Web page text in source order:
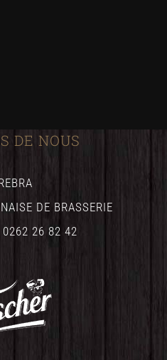
DE NOUS
DE BRASSERIE
26 82 42